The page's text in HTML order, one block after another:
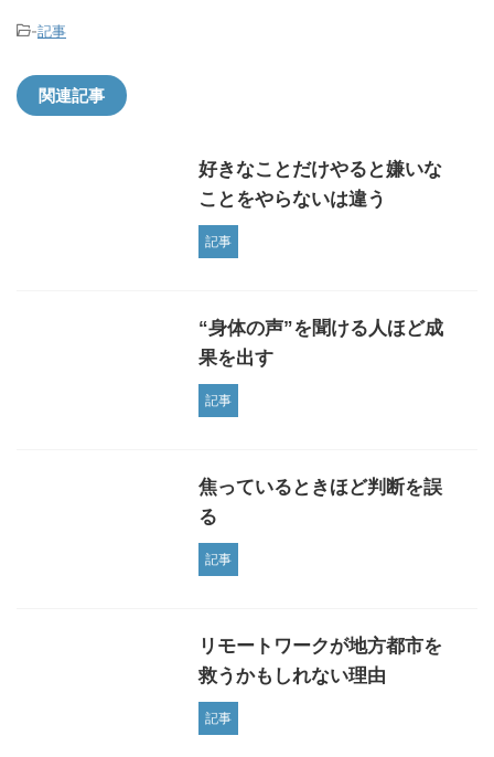
-記事
関連記事
好きなことだけやると嫌いな
ことをやらないは違う
記事
“身体の声”を聞ける人ほど成
果を出す
記事
焦っているときほど判断を誤
る
記事
リモートワークが地方都市を
救うかもしれない理由
記事